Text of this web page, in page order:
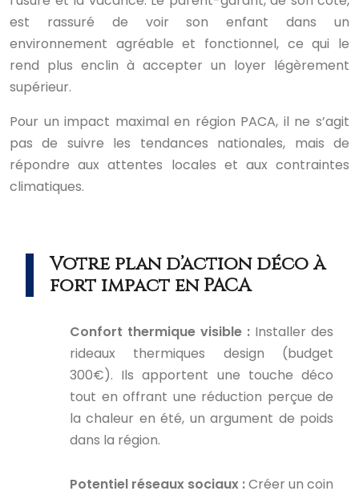
est rassuré de voir son enfant dans un
environnement agréable et fonctionnel, ce qui le
rend plus enclin à accepter un loyer légèrement
supérieur.
Pour un impact maximal en région PACA, il ne s’agit
pas de suivre les tendances nationales, mais de
répondre aux attentes locales et aux contraintes
climatiques.
Votre plan d’action déco à
fort impact en PACA
Confort thermique visible : Installer des
rideaux thermiques design (budget
300€). Ils apportent une touche déco
tout en offrant une réduction perçue de
la chaleur en été, un argument de poids
dans la région.
Potentiel réseaux sociaux :Créer un coin